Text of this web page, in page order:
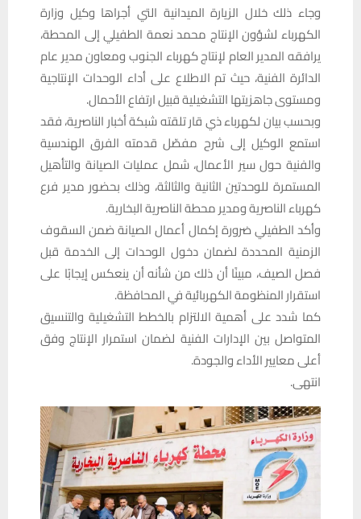
وجاء ذلك خلال الزيارة الميدانية التي أجراها وكيل وزارة
الكهرباء لشؤون الإنتاج محمد نعمة الطفيلي إلى المحطة،
يرافقه المدير العام لإنتاج كهرباء الجنوب ومعاون مدير عام
الدائرة الفنية، حيث تم الاطلاع على أداء الوحدات الإنتاجية
ومستوى جاهزيتها التشغيلية قبيل ارتفاع الأحمال.
وبحسب بيان لكهرباء ذي قار تلقته شبكة أخبار الناصرية، فقد
استمع الوكيل إلى شرح مفصّل قدمته الفرق الهندسية
والفنية حول سير الأعمال، شمل عمليات الصيانة والتأهيل
المستمرة للوحدتين الثانية والثالثة، وذلك بحضور مدير فرع
كهرباء الناصرية ومدير محطة الناصرية البخارية.
وأكد الطفيلي ضرورة إكمال أعمال الصيانة ضمن السقوف
الزمنية المحددة لضمان دخول الوحدات إلى الخدمة قبل
فصل الصيف، مبينًا أن ذلك من شأنه أن ينعكس إيجابًا على
استقرار المنظومة الكهربائية في المحافظة.
كما شدد على أهمية الالتزام بالخطط التشغيلية والتنسيق
المتواصل بين الإدارات الفنية لضمان استمرار الإنتاج وفق
أعلى معايير الأداء والجودة.
انتهى.